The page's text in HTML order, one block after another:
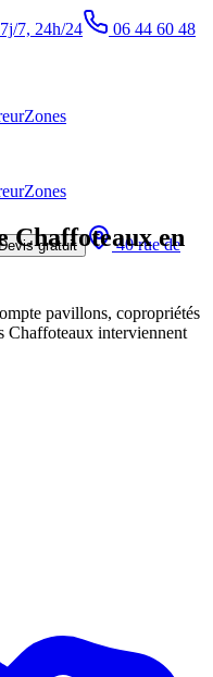
7, 24h/24
06 44 60 48
Zones
Zones
gratuit
40 rue de
Chaffoteaux en
pavillons, copropriétés
Chaffoteaux interviennent